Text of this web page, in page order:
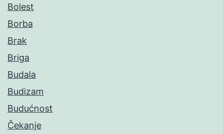
Bolest
Borba
Brak
Briga
Budala
Budizam
Budućnost
Čekanje